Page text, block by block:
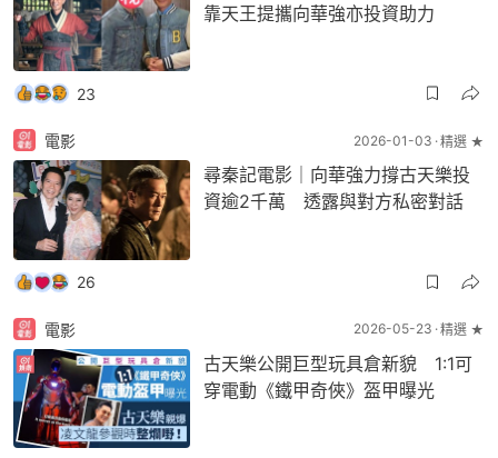
靠天王提攜向華強亦投資助力
23
電影 2026-01-03 精選 ★
尋秦記電影｜向華強力撐古天樂投
資逾2千萬 透露與對方私密對話
26
電影 2026-05-23 精選 ★
古天樂公開巨型玩具倉新貌 1:1可
穿電動《鐵甲奇俠》盔甲曝光